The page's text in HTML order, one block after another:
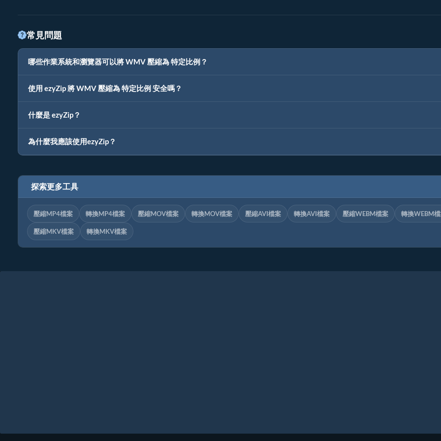
常見問題
哪些作業系統和瀏覽器可以將 WMV 壓縮為 特定比例？
使用 ezyZip 將 WMV 壓縮為 特定比例 安全嗎？
什麼是 ezyZip？
為什麼我應該使用ezyZip？
探索更多工具
壓縮MP4檔案 轉換MP4檔案 壓縮MOV檔案 轉換MOV檔案 壓縮AVI檔案 轉換AVI檔案 壓縮WEBM檔案 轉換WEBM
壓縮MKV檔案 轉換MKV檔案